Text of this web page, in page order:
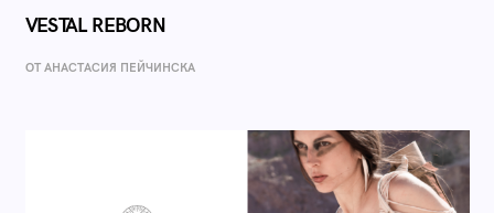
VESTAL REBORN
ОТ AНАСТАСИЯ ПЕЙЧИНСКА